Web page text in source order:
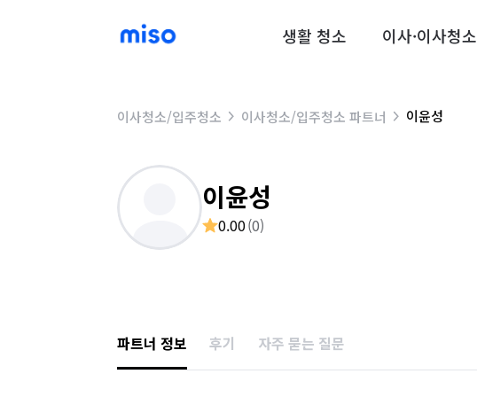
생활 청소 이사·이사청소
이사청소/입주청소 이사청소/입주청소 파트너 이윤성
이윤성
0.00(0)
파트너 정보 후기 자주 묻는 질문